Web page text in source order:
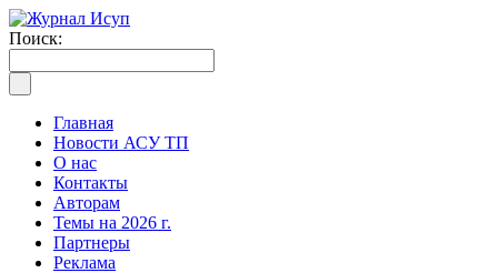
Поиск:
Главная
Новости АСУ ТП
О нас
Контакты
Авторам
Темы на 2026 г.
Партнеры
Реклама